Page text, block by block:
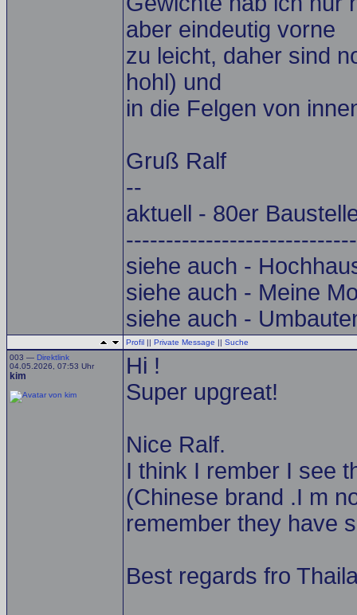
aber eindeutig vorne
zu leicht, daher sind
hohl) und
in die Felgen von
Gruß Ralf
--
aktuell - 80er
siehe auch -
siehe auch - Meine
siehe auch -
Profil || Private Message || Suche
003 — Direktlink
04.05.2026, 07:53 Uhr
kim
Hi !
Super upgreat!
Nice Ralf.
I think I rember I see
(Chinese brand .I m
remember they have
Best regards fro